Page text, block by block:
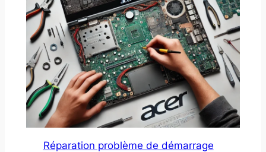
Réparation problème de démarrage